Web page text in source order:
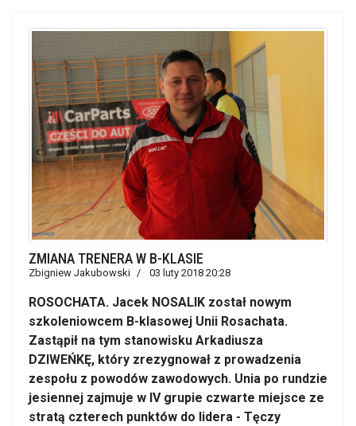
ZMIANA TRENERA W B-KLASIE
Zbigniew Jakubowski 03 luty 2018 20:28
ROSOCHATA. Jacek NOSALIK został nowym
szkoleniowcem B-klasowej Unii Rosachata.
Zastąpił na tym stanowisku Arkadiusza
DZIWEŃKĘ, który zrezygnował z prowadzenia
zespołu z powodów zawodowych. Unia po rundzie
jesiennej zajmuje w IV grupie czwarte miejsce ze
stratą czterech punktów do lidera - Tęczy